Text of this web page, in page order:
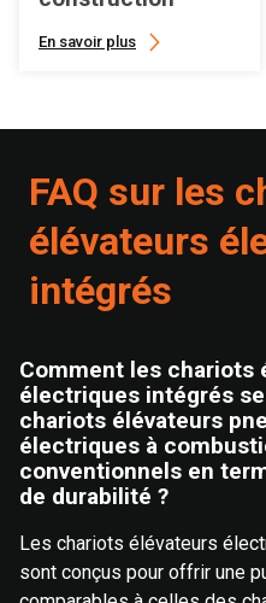
En savoir plus
FAQ sur les
élévateurs
intégrés
Comment les chariots
électriques intégrés
chariots élévateurs
électriques à
conventionnels en
de durabilité ?
Les chariots élévateurs
sont conçus pour offrir une